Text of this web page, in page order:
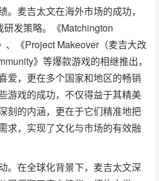
。麦吉太文在海外市场的成功，
研发策略。《Matchington
、《Project Makeover（麦吉大改
》等爆款游戏的相继推出，
爱，更在多个国家和地区的畅销
游戏的成功，不仅得益于其精美
刻的内涵，更在于它们精准地把
求，实现了文化与市场的有效融
。在全球化背景下，麦吉太文深